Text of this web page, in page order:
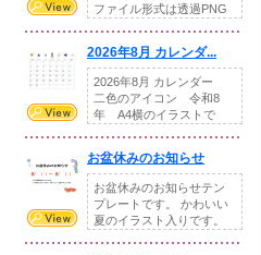
ファイル形式は透過PNG
2026年8月 カレンダ...
2026年8月 カレンダー
二色のアイコン 令和8
年 A4横のイラストで
お盆休みのお知らせ
お盆休みのお知らせテン
プレートです。 かわいい
夏のイラスト入りです。